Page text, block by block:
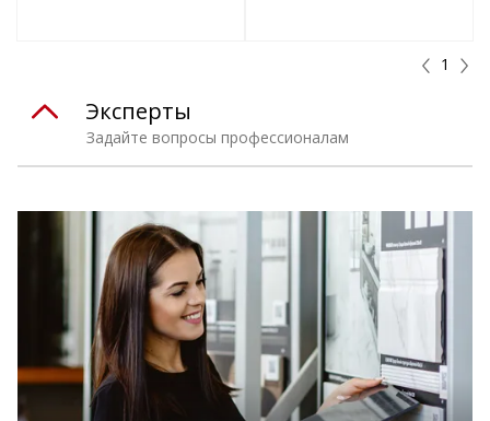
1
Задайте вопросы профессионалам
Эксперты